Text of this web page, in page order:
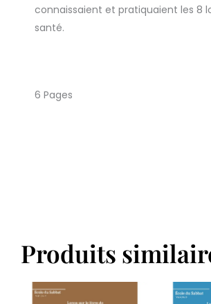
connaissaient et pratiquaient les 8
santé.
6 Pages
Produits